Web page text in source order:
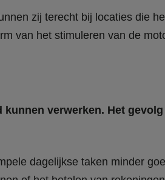
zij terecht bij locaties die
van het stimuleren van de
verwerken. Het
dagelijkse taken minder